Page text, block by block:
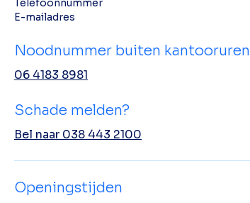
Telefoonnummer
E-mailadres
Noodnummer buiten kantooruren
06 4183 8981
Schade melden?
Bel naar 038 443 2100
Openingstijden